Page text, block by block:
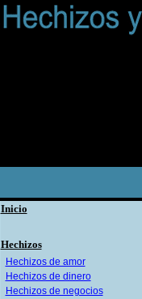
Inicio
Hechizos
Hechizos de amor
Hechizos de dinero
Hechizos de negocios